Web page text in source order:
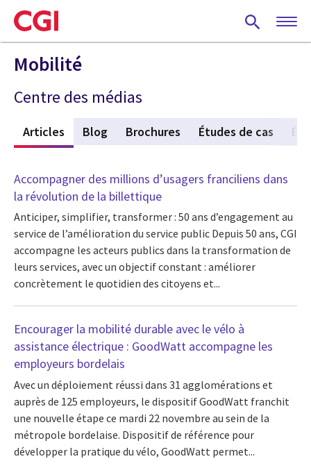
Skip
to
main
content
Mobilité
Centre des médias
Articles (active tab)
Blog Brochures Études de cas
Accompagner des millions d’usagers franciliens dans
la révolution de la billettique
Anticiper, simplifier, transformer : 50 ans d’engagement au
service de l’amélioration du service public Depuis 50 ans, CGI
accompagne les acteurs publics dans la transformation de
leurs services, avec un objectif constant : améliorer
concrètement le quotidien des citoyens et...
Encourager la mobilité durable avec le vélo à
assistance électrique : GoodWatt accompagne les
employeurs bordelais
Avec un déploiement réussi dans 31 agglomérations et
auprès de 125 employeurs, le dispositif GoodWatt franchit
une nouvelle étape ce mardi 22 novembre au sein de la
métropole bordelaise. Dispositif de référence pour
développer la pratique du vélo, GoodWatt permet...